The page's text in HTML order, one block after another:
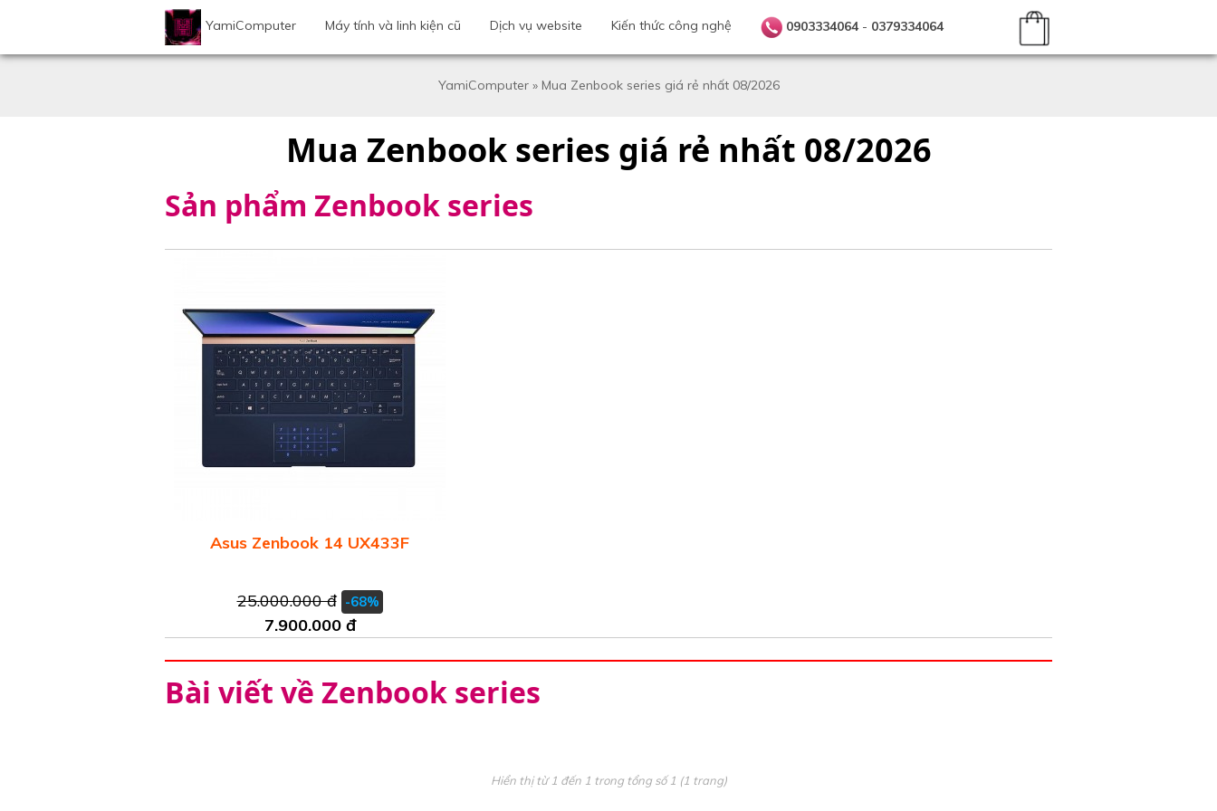
YamiComputer Máy tính và linh kiện cũ Dịch vụ website Kiến thức công nghệ 0903334064- 0379334064
YamiComputer» Mua Zenbook series giá rẻ nhất 08/2026
Mua Zenbook series giá rẻ nhất 08/2026
Sản phẩm Zenbook series
Asus Zenbook 14 UX433F
25.000.000 đ -68%
7.900.000 đ
Bài viết về Zenbook series
Hiển thị từ 1 đến 1 trong tổng số 1 (1 trang)